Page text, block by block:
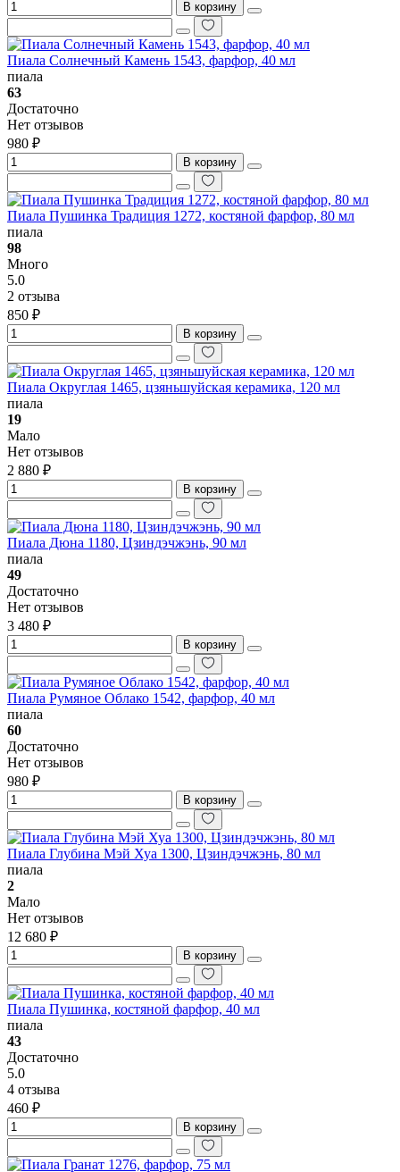
В корзину
Пиала Солнечный Камень 1543, фарфор, 40 мл
пиала
63
Достаточно
Нет отзывов
980 ₽
В корзину
Пиала Пушинка Традиция 1272, костяной фарфор, 80 мл
пиала
98
Много
5.0
2 отзыва
850 ₽
В корзину
Пиала Округлая 1465, цзяньшуйская керамика, 120 мл
пиала
19
Мало
Нет отзывов
2 880 ₽
В корзину
Пиала Дюна 1180, Цзиндэчжэнь, 90 мл
пиала
49
Достаточно
Нет отзывов
3 480 ₽
В корзину
Пиала Румяное Облако 1542, фарфор, 40 мл
пиала
60
Достаточно
Нет отзывов
980 ₽
В корзину
Пиала Глубина Мэй Хуа 1300, Цзиндэчжэнь, 80 мл
пиала
2
Мало
Нет отзывов
12 680 ₽
В корзину
Пиала Пушинка, костяной фарфор, 40 мл
пиала
43
Достаточно
5.0
4 отзыва
460 ₽
В корзину